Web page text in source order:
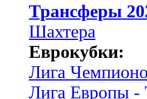
Трансферы
Шахтера
Еврокубки:
Лига
Лига Европы -